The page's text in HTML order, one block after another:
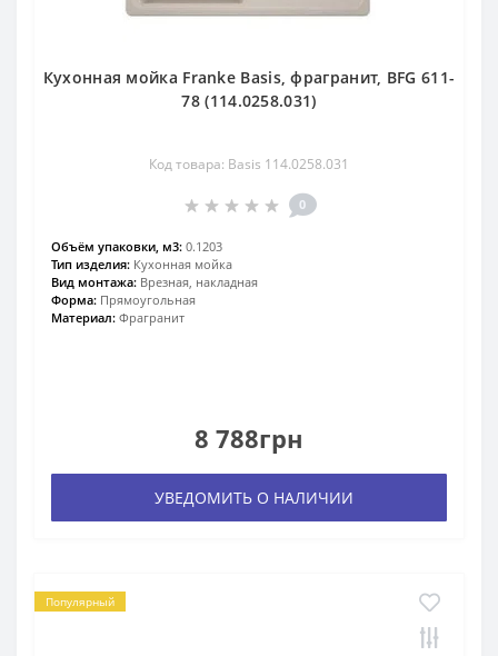
Кухонная мойка Franke Basis, фрагранит, BFG 611-
78 (114.0258.031)
Код товара: Basis 114.0258.031
0
Объём упаковки, м3: 0.1203
Тип изделия: Кухонная мойка
Вид монтажа: Врезная, накладная
Форма: Прямоугольная
Материал: Фрагранит
8 788грн
УВЕДОМИТЬ О НАЛИЧИИ
Популярный